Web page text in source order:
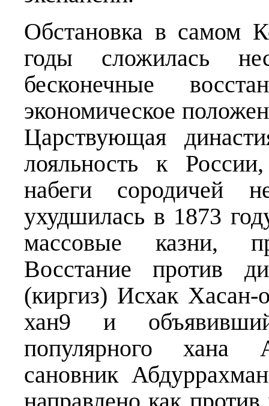
Обстановка в самом
годы сложилась
бесконечные
экономическое
Царствующая
лояльность к
набеги сородичей
ухудшилась в 1873
массовые казни,
Восстание против
(киргиз) Исхак
хан9 и
популярного хана
сановник